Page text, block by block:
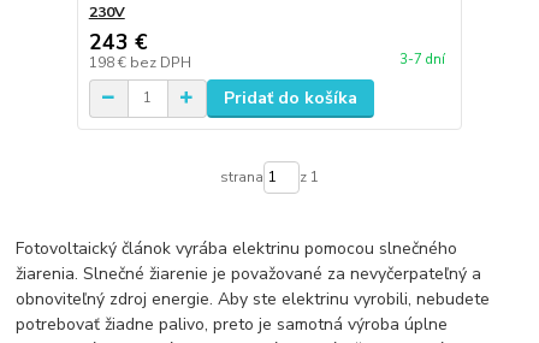
230V
243 €
198 € bez DPH 3-7 dní
Pridať do košíka
strana z 1
Fotovoltaický článok vyrába elektrinu pomocou slnečného
žiarenia. Slnečné žiarenie je považované za nevyčerpateľný a
obnoviteľný zdroj energie. Aby ste elektrinu vyrobili, nebudete
potrebovať žiadne palivo, preto je samotná výroba úplne